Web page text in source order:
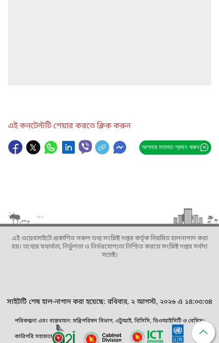
এই কনটেন্টটি শেয়ার করতে ক্লিক করুন
আপনার মতামত প্রদান করুন
এই ওয়েবসাইটে প্রকাশিত সকল তথ্য সংশ্লিষ্ট দপ্তর কর্তৃক নিয়মিত হালনাগাদ করা
হয়। তথ্যের যথার্থতা, নির্ভুলতা ও নির্ভরযোগ্যতা নিশ্চিত করতে সংশ্লিষ্ট দপ্তর সর্বদা
সচেষ্ট।
সাইটটি শেষ হাল-নাগাদ করা হয়েছে: রবিবার, ২ আগস্ট, ২০২৬ এ ১৪:০৩:৩৪
পরিকল্পনা এবং বাস্তবায়ন: মন্ত্রিপরিষদ বিভাগ, এটুআই, বিসিসি, ডিওআইসিটি ও বেসিস।
কারিগরি সহায়তা